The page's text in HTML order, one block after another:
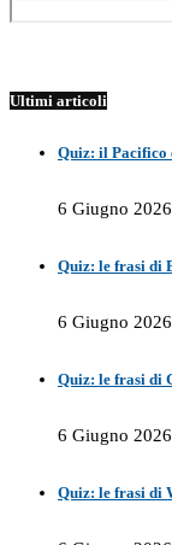
Ultimi articoli
Quiz: il Pacifico
6 Giugno 2026
Quiz: le frasi di
6 Giugno 2026
Quiz: le frasi di
6 Giugno 2026
Quiz: le frasi di